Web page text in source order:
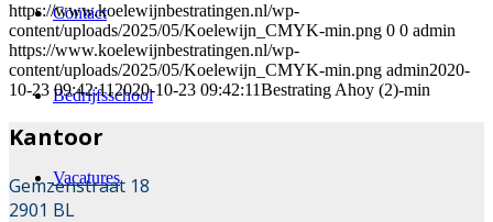
Contact
Bedrijfsschool
Vacatures
https://www.koelewijnbestratingen.nl/wp-
content/uploads/2025/05/Koelewijn_CMYK-min.png 0 0 admin
https://www.koelewijnbestratingen.nl/wp-
content/uploads/2025/05/Koelewijn_CMYK-min.png admin2020-
10-23 09:42:112020-10-23 09:42:11Bestrating Ahoy (2)-min
Kantoor
Gemzenstraat 18
2901 BL